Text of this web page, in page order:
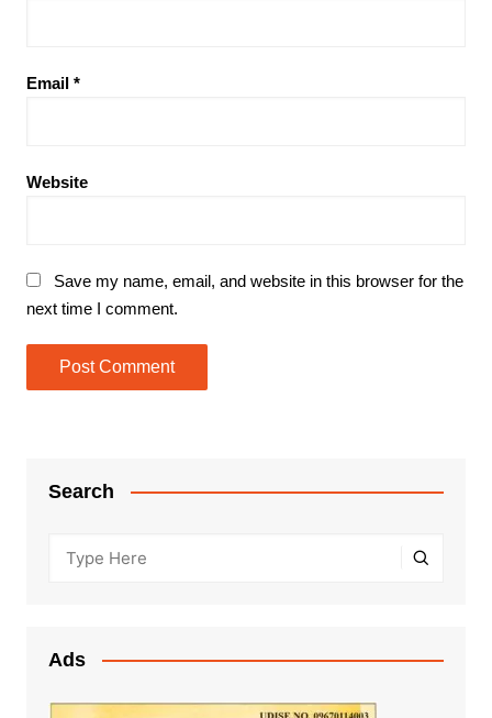
Email *
Website
Save my name, email, and website in this browser for the
next time I comment.
Search
Ads